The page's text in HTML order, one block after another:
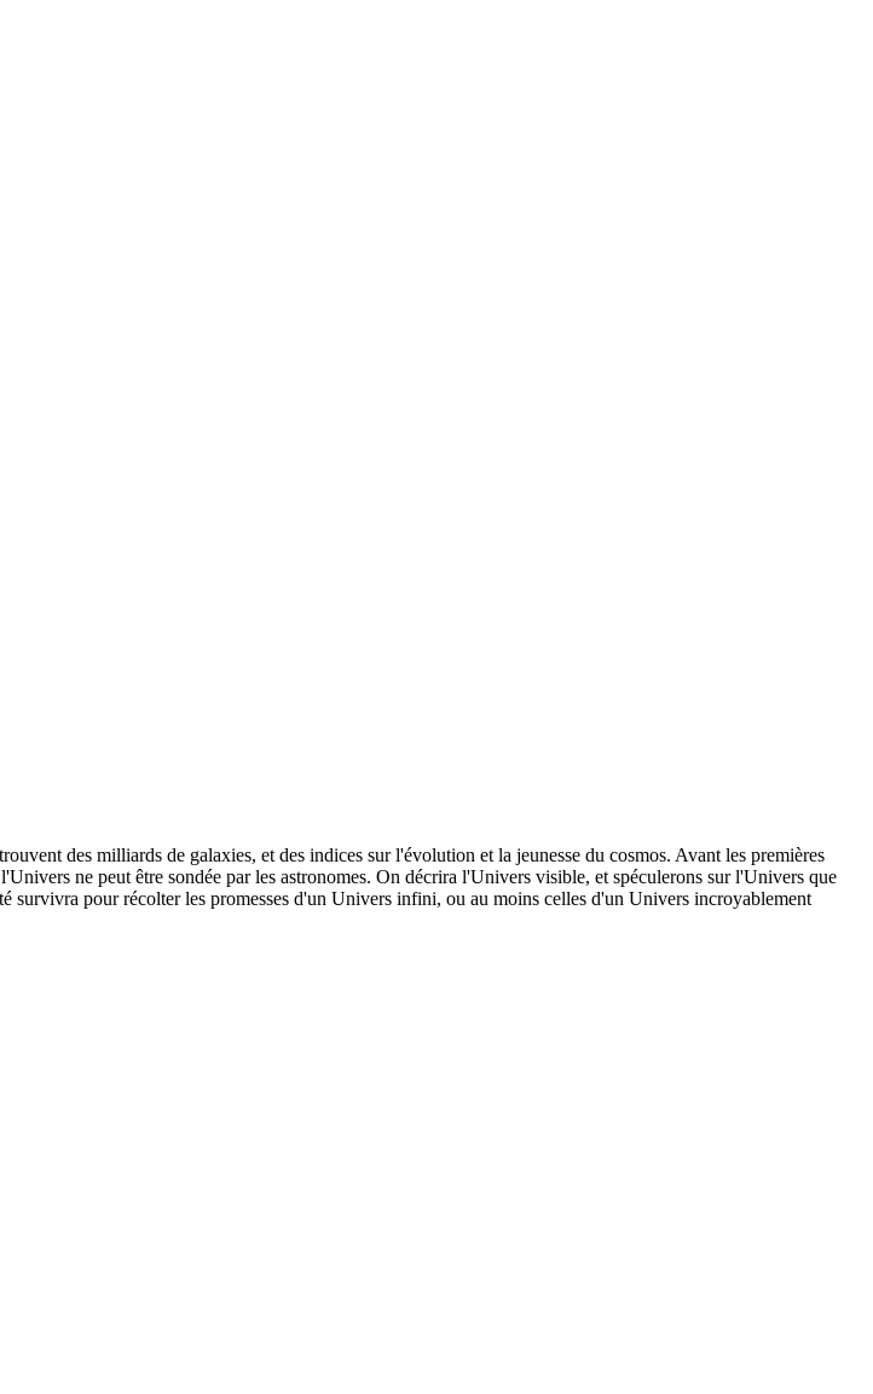
des milliards de galaxies, et des indices sur l'évolution et la jeunesse du cosmos. Avant les premières
ne peut être sondée par les astronomes. On décrira l'Univers visible, et spéculerons sur l'Univers que
survivra pour récolter les promesses d'un Univers infini, ou au moins celles d'un Univers incroyablement